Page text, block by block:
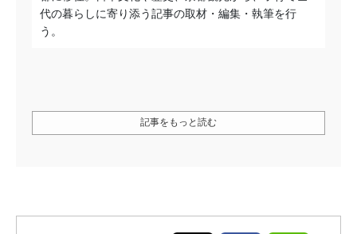
代の暮らしに寄り添う記事の取材・編集・執筆を行
う。
記事をもっと読む